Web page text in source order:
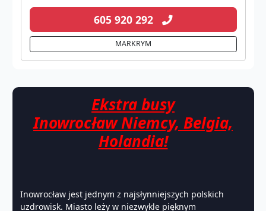
605 920 292
MARKRYM
Ekstra busy
Inowrocław Niemcy, Belgia,
Holandia!
Inowrocław jest jednym z najsłynniejszych polskich
uzdrowisk. Miasto leży w niezwykle pięknym